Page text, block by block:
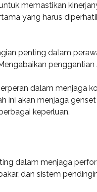
memastikan
yang harus
penting dalam
dalam menjaga
ini akan menjaga
keperluan.
dalam menjaga
dan sistem